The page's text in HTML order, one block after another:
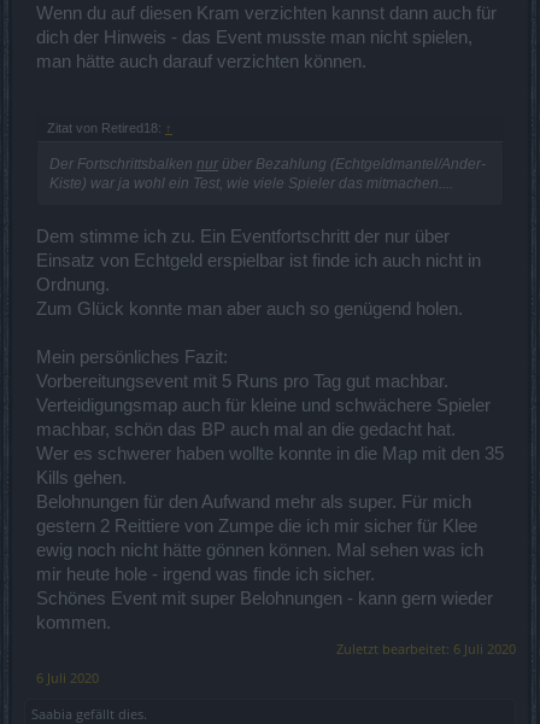
Wenn du auf diesen Kram verzichten kannst dann auch für
dich der Hinweis - das Event musste man nicht spielen,
man hätte auch darauf verzichten können.
Zitat von Retired18: ↑
Der Fortschrittsbalken nur über Bezahlung (Echtgeldmantel/Ander-
Kiste) war ja wohl ein Test, wie viele Spieler das mitmachen....
Dem stimme ich zu. Ein Eventfortschritt der nur über
Einsatz von Echtgeld erspielbar ist finde ich auch nicht in
Ordnung.
Zum Glück konnte man aber auch so genügend holen.
Mein persönliches Fazit:
Vorbereitungsevent mit 5 Runs pro Tag gut machbar.
Verteidigungsmap auch für kleine und schwächere Spieler
machbar, schön das BP auch mal an die gedacht hat.
Wer es schwerer haben wollte konnte in die Map mit den 35
Kills gehen.
Belohnungen für den Aufwand mehr als super. Für mich
gestern 2 Reittiere von Zumpe die ich mir sicher für Klee
ewig noch nicht hätte gönnen können. Mal sehen was ich
mir heute hole - irgend was finde ich sicher.
Schönes Event mit super Belohnungen - kann gern wieder
kommen.
Zuletzt bearbeitet: 6 Juli 2020
6 Juli 2020
Saabia gefällt dies.